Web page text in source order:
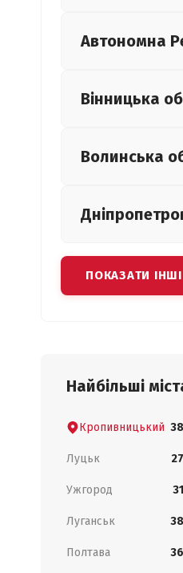
Автономна
Вінницька
Волинська
ПОКАЗАТИ
Найбільші
Кропивницький
Луцьк
Ужгород
Луганськ
Полтава